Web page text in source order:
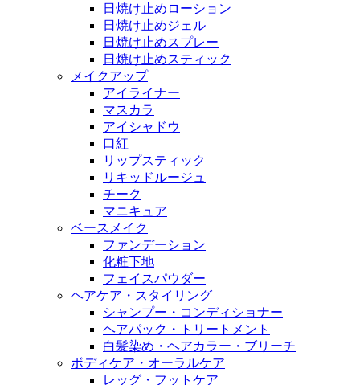
日焼け止めローション
日焼け止めジェル
日焼け止めスプレー
日焼け止めスティック
メイクアップ
アイライナー
マスカラ
アイシャドウ
口紅
リップスティック
リキッドルージュ
チーク
マニキュア
ベースメイク
ファンデーション
化粧下地
フェイスパウダー
ヘアケア・スタイリング
シャンプー・コンディショナー
ヘアパック・トリートメント
白髪染め・ヘアカラー・ブリーチ
ボディケア・オーラルケア
レッグ・フットケア